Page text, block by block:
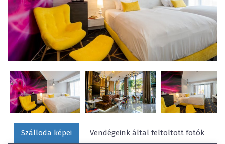
Szálloda képei Vendégeink által feltöltött fotók